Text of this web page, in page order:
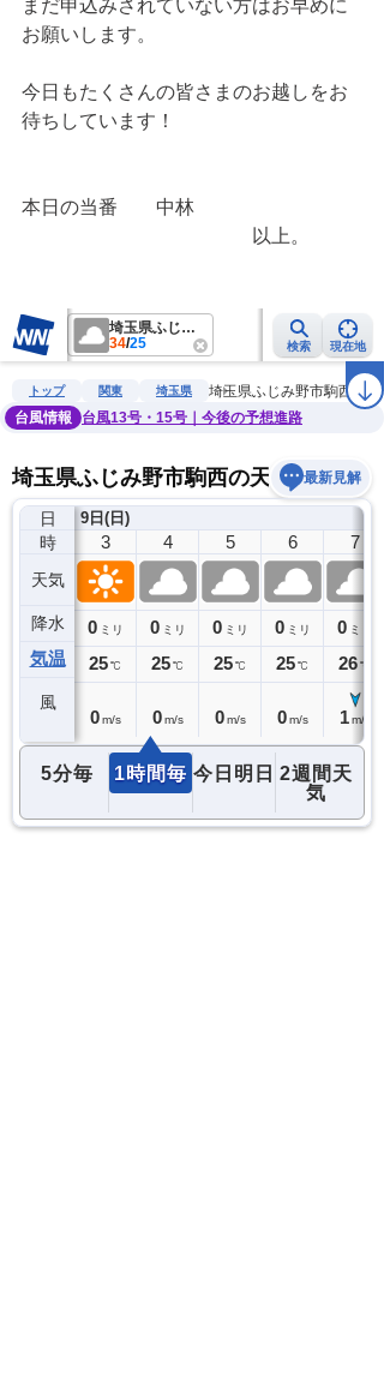
まだ申込みされていない方はお早めに
お願いします。
今日もたくさんの皆さまのお越しをお
待ちしています！
本日の当番　　中林
以上。